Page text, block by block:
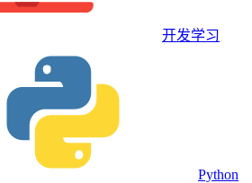
开发学习
Python